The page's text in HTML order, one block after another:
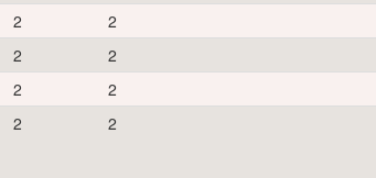
2 2
2 2
2 2
2 2